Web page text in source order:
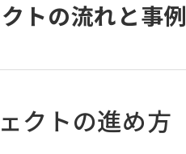
トの流れと事例
クトの進め方